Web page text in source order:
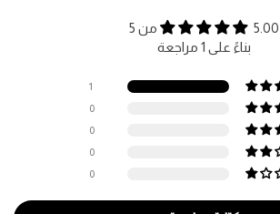
5.00 من 5
بناءً على 1 مراجعة
1
0
0
0
0